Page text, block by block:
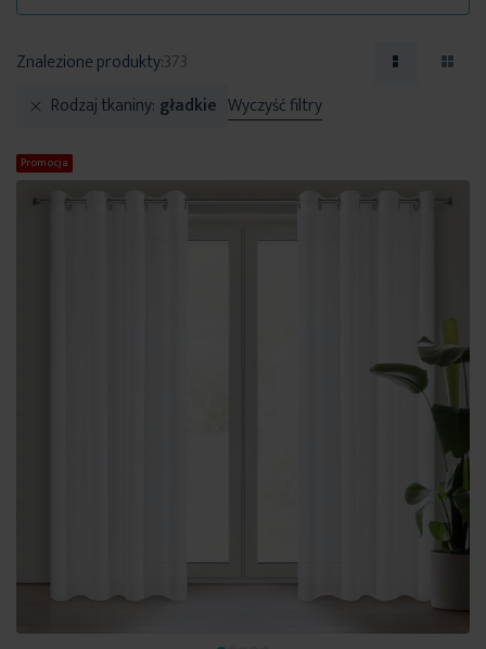
Znalezione produkty:373
Rodzaj tkaniny gładkie Wyczyść filtry
Promocja